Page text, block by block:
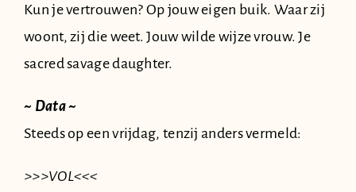
Kun je vertrouwen? Op jouw eigen buik. Waar zij
woont, zij die weet. Jouw wilde wijze vrouw. Je
sacred savage daughter.
~ Data ~
Steeds op een vrijdag, tenzij anders vermeld:
>>>VOL<<<